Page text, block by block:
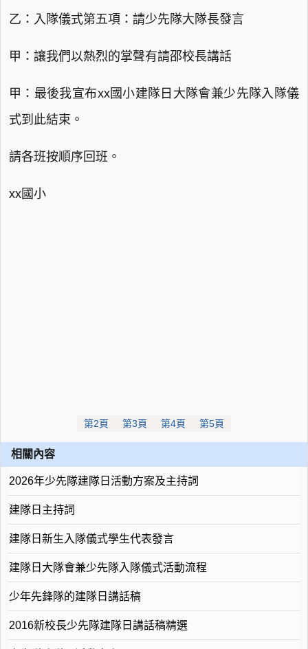
乙：入隊儀式第五項：請少先隊大隊長發言
甲：讓我們以熱烈的掌聲有請邵校長講話
甲：最後我宣布xx國小建隊日大隊會兼少先隊入隊儀
式到此結束。
請各班按順序回班。
xx國小
第2頁 第3頁 第4頁 第5頁
相關內容
2026年少先隊建隊日活動方案及主持詞
建隊日主持詞
建隊日新生入隊儀式學生代表發言
建隊日大隊會兼少先隊入隊儀式活動流程
少年先鋒隊的建隊日講話稿
2016新校長少先隊建隊日講話稿精選